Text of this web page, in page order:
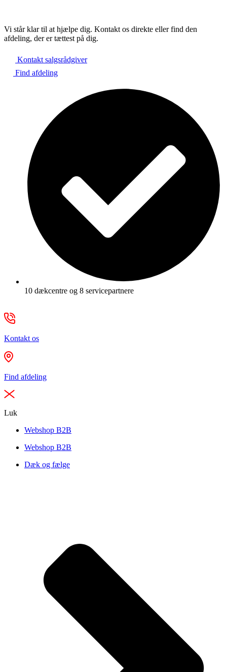
Vi står klar til at hjælpe dig. Kontakt os direkte eller find den
afdeling, der er tættest på dig.
Kontakt salgsrådgiver
Find afdeling
10 dækcentre og 8 servicepartnere
Kontakt os
Find afdeling
Luk
Webshop B2B
Webshop B2B
Dæk og fælge